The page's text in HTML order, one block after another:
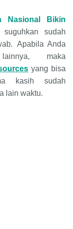
Nasional Bikin
sudah
Apabila Anda
maka
yang bisa
kasih sudah
lain waktu.